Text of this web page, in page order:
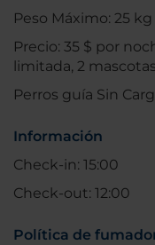
Peso Máximo: 25 kg
Precio: 35 $ por
limitada, 2
Perros guía Sin
Información
Check-in: 15:00
Check-out: 12:00
Política de